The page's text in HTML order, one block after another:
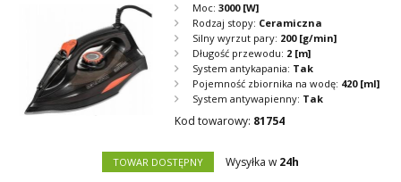
Moc: 3000 [W]
Rodzaj stopy: Ceramiczna
Silny wyrzut pary: 200 [g/min]
Długość przewodu: 2 [m]
System antykapania: Tak
Pojemność zbiornika na wodę: 420 [ml]
System antywapienny: Tak
Kod towarowy: 81754
TOWAR DOSTĘPNY Wysyłka w 24h